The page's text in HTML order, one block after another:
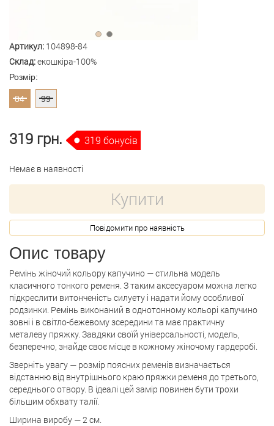
Артикул: 104898-84
Склад:екошкіра-100%
Розмір:
84 99
319 грн. 319 бонусів
Немає в наявності
Купити
Повідомити про наявність
Опис товару
Ремінь жіночий кольору капучино — стильна модель
класичного тонкого ременя. З таким аксесуаром можна легко
підкреслити витонченість силуету і надати йому особливої
родзинки. Ремінь виконаний в однотонному кольорі капучино
зовні і в світло-бежевому зсередини та має практичну
металеву пряжку. Завдяки своїй універсальності, модель,
безперечно, знайде своє місце в кожному жіночому гардеробі.
Зверніть увагу — розмір поясних ременів визначається
відстанню від внутрішнього краю пряжки ременя до третього,
середнього отвору. В ідеалі цей замір повинен бути трохи
більшим обхвату талії.
Ширина виробу — 2 см.